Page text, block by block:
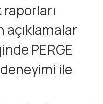
açıklamalar
PERGE
deneyimi ile